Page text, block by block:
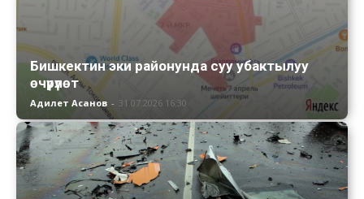
Бишкектин эки районунда суу убактылуу
өчүрүлөт
Адилет Асанов - 31.07.2026 16:30